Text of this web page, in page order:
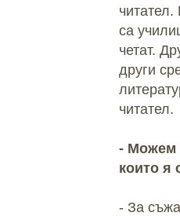
са
четат.
други
читател.
- Можем
които я
- За